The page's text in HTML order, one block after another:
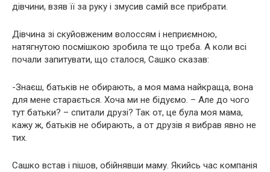
дівчини, взяв її за руку і змусив самій все прибрати.
Дівчина зі скуйовженим волоссям і неприємною,
натягнутою посмішкою зробила те що треба. А коли всі
почали запитувати, що сталося, Сашко сказав:
-Знаєш, батьків не обирають, а моя мама найкраща, вона
для мене старається. Хоча ми не бідуємо. – Але до чого
тут батьки? – спитали друзі? Так от, це була моя мама,
кажу ж, батьків не обирають, а от друзів я вибрав явно не
тих.
Сашко встав і пішов, обійнявши маму. Якийсь час компанія